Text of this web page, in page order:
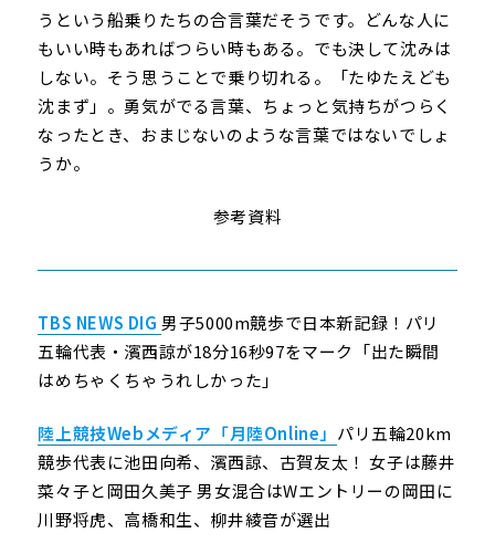
うという船乗りたちの合言葉だそうです。どんな人に
もいい時もあればつらい時もある。でも決して沈みは
しない。そう思うことで乗り切れる。「たゆたえども
沈まず」。勇気がでる言葉、ちょっと気持ちがつらく
なったとき、おまじないのような言葉ではないでしょ
うか。
参考資料
TBS NEWS DIG 男子5000m競歩で日本新記録！パリ
五輪代表・濱西諒が18分16秒97をマーク「出た瞬間
はめちゃくちゃうれしかった」
陸上競技Webメディア「月陸Online」 パリ五輪20km
競歩代表に池田向希、濱西諒、古賀友太！ 女子は藤井
菜々子と岡田久美子 男女混合はWエントリーの岡田に
川野将虎、高橋和生、柳井綾音が選出